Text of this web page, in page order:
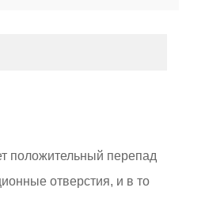
положительный перепад
отверстия, и в то